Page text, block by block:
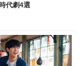
代劇4選